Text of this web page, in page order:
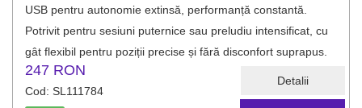
Detalii
USB pentru autonomie extinsă, performanță constantă.
Potrivit pentru sesiuni puternice sau preludiu intensificat, cu
gât flexibil pentru poziții precise și fără disconfort suprapus.
247 RON
Cod: SL111784